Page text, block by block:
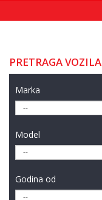
PRETRAGA VOZILA
Marka
Model
Godina od